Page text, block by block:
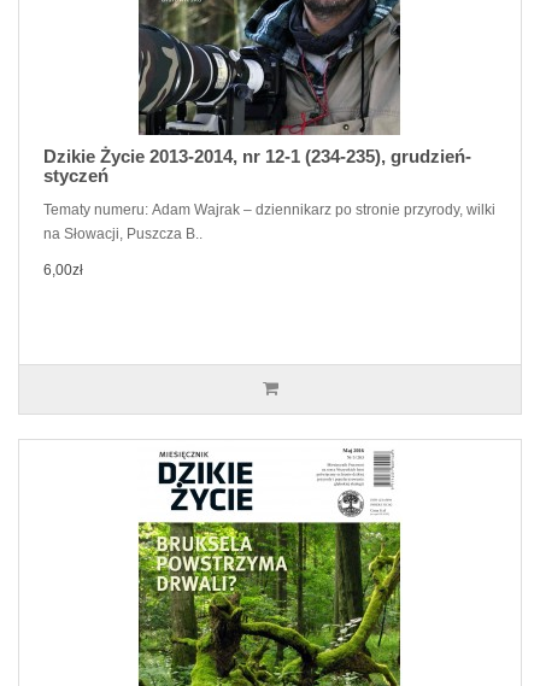
Dzikie Życie 2013-2014, nr 12-1 (234-235), grudzień-
styczeń
Tematy numeru: Adam Wajrak – dziennikarz po stronie przyrody, wilki
na Słowacji, Puszcza B..
6,00zł